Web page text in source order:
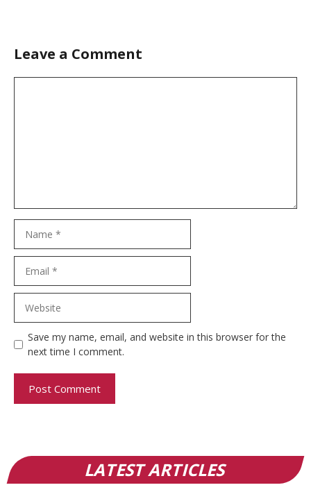
Leave a Comment
Save my name, email, and website in this browser for the
next time I comment.
LATEST ARTICLES